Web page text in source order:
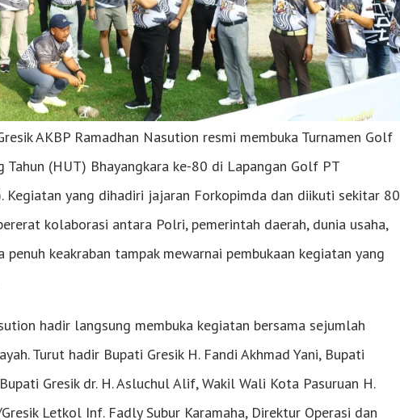
AKBP Ramadhan Nasution resmi membuka Turnamen Golf
(HUT) Bhayangkara ke-80 di Lapangan Golf PT
Kegiatan yang dihadiri jajaran Forkopimda dan diikuti sekitar 80
kolaborasi antara Polri, pemerintah daerah, dunia usaha,
keakraban tampak mewarnai pembukaan kegiatan yang
hadir langsung membuka kegiatan bersama sejumlah
Turut hadir Bupati Gresik H. Fandi Akhmad Yani, Bupati
Gresik dr. H. Asluchul Alif, Wakil Wali Kota Pasuruan H.
Letkol Inf. Fadly Subur Karamaha, Direktur Operasi dan